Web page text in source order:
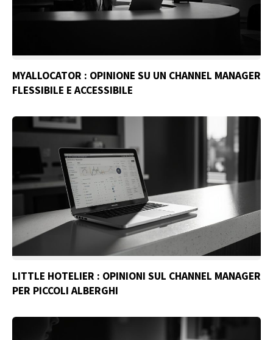
MYALLOCATOR : OPINIONE SU UN CHANNEL MANAGER
FLESSIBILE E ACCESSIBILE
LITTLE HOTELIER : OPINIONI SUL CHANNEL MANAGER
PER PICCOLI ALBERGHI